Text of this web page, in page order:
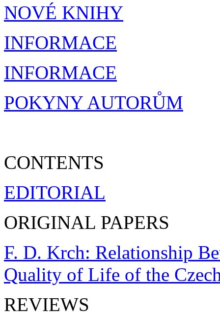
NOVÉ KNIHY
INFORMACE
INFORMACE
POKYNY AUTORŮM
CONTENTS
EDITORIAL
ORIGINAL PAPERS
F. D. Krch: Relationship
Quality of Life of the
REVIEWS